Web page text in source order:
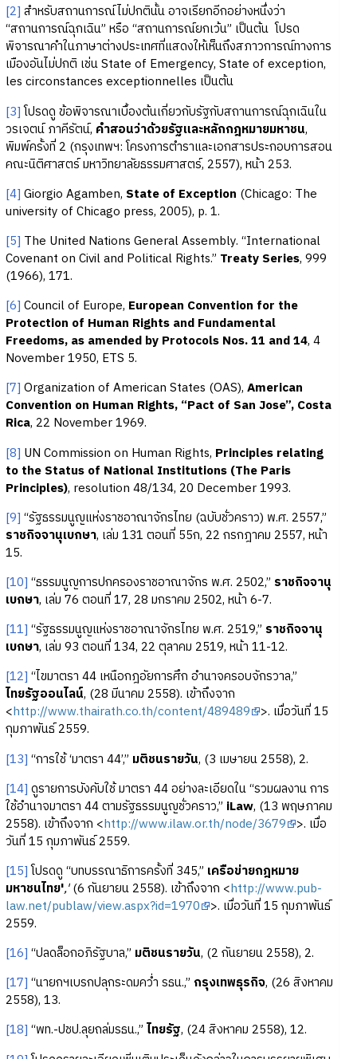
[2] สำหรับสถานการณ์ไม่ปกตินั้น อาจเรียกอีกอย่างหนึ่งว่า
“สถานการณ์ฉุกเฉิน” หรือ “สถานการณ์ยกเว้น” เป็นต้น โปรด
พิจารณาคำในภาษาต่างประเทศที่แสดงให้เห็นถึงสภาวการณ์ทางการ
เมืองอันไม่ปกติ เช่น State of Emergency, State of exception,
les circonstances exceptionnelles เป็นต้น
[3]โปรดดู ข้อพิจารณาเบื้องต้นเกี่ยวกับรัฐกับสถานการณ์ฉุกเฉินใน
วรเจตน์ ภาคีรัตน์, คำสอนว่าด้วยรัฐและหลักกฎหมายมหาชน,
พิมพ์ครั้งที่ 2 (กรุงเทพฯ: โครงการตำราและเอกสารประกอบการสอน
คณะนิติศาสตร์ มหาวิทยาลัยธรรมศาสตร์, 2557), หน้า 253.
[4] Giorgio Agamben, State of Exception (Chicago: The
university of Chicago press, 2005), p. 1.
[5] The United Nations General Assembly. “International
Covenant on Civil and Political Rights.” Treaty Series, 999
(1966), 171.
[6] Council of Europe, European Convention for the
Protection of Human Rights and Fundamental
Freedoms, as amended by Protocols Nos. 11 and 14, 4
November 1950, ETS 5.
[7] Organization of American States (OAS), American
Convention on Human Rights, “Pact of San Jose”, Costa
Rica, 22 November 1969.
[8] UN Commission on Human Rights, Principles relating
to the Status of National Institutions (The Paris
Principles), resolution 48/134, 20 December 1993.
[9] “รัฐธรรมนูญแห่งราชอาณาจักรไทย (ฉบับชั่วคราว) พ.ศ. 2557,”
ราชกิจจานุเบกษา, เล่ม 131 ตอนที่ 55ก, 22 กรกฎาคม 2557, หน้า
15.
[10] “ธรรมนูญการปกครองราชอาณาจักร พ.ศ. 2502,” ราชกิจจานุ
เบกษา, เล่ม 76 ตอนที่ 17, 28 มกราคม 2502, หน้า 6-7.
[11] “รัฐธรรมนูญแห่งราชอาณาจักรไทย พ.ศ. 2519,” ราชกิจจานุ
เบกษา, เล่ม 93 ตอนที่ 134, 22 ตุลาคม 2519, หน้า 11-12.
[12] “ไขมาตรา 44 เหนือกฎอัยการศึก อำนาจครอบจักรวาล,”
ไทยรัฐออนไลน์, (28 มีนาคม 2558). เข้าถึงจาก
<http://www.thairath.co.th/content/489489 >. เมื่อวันที่ 15
กุมภาพันธ์ 2559.
[13] “การใช้ ‘มาตรา 44’,” มติชนรายวัน, (3 เมษายน 2558), 2.
[14] ดูรายการบังคับใช้ มาตรา 44 อย่างละเอียดใน “รวมผลงาน การ
ใช้อำนาจมาตรา 44 ตามรัฐธรรมนูญชั่วคราว,” iLaw, (13 พฤษภาคม
2558). เข้าถึงจาก <http://www.ilaw.or.th/node/3679 >. เมื่อ
วันที่ 15 กุมภาพันธ์ 2559.
[15]โปรดดู “บทบรรณาธิการครั้งที่ 345,” เครือข่ายกฎหมาย
มหาชนไทย','(6 กันยายน 2558). เข้าถึงจาก <http://www.pub-
law.net/publaw/view.aspx?id=1970 >. เมื่อวันที่ 15 กุมภาพันธ์
2559.
[16] “ปลดล็อกอภิรัฐบาล,” มติชนรายวัน, (2 กันยายน 2558), 2.
[17] “นายกฯเบรกปลุกระดมคว่ำ รธน.,” กรุงเทพธุรกิจ, (26 สิงหาคม
2558), 13.
[18] “พท.-ปชป.ลุยถล่มรธน.,” ไทยรัฐ, (24 สิงหาคม 2558), 12.